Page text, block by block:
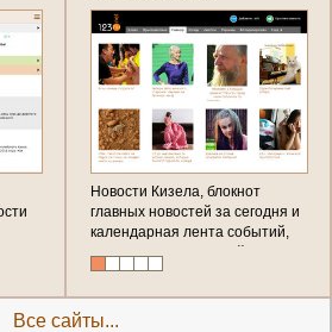
- в
Новости Кизела, блокнот
главных новостей за сегодня и
календарная лента событий,
фактов, происшествий в
Кизеле с ежеминутным
обновлением) в таблоиде от
123ru.net
Все сайты...